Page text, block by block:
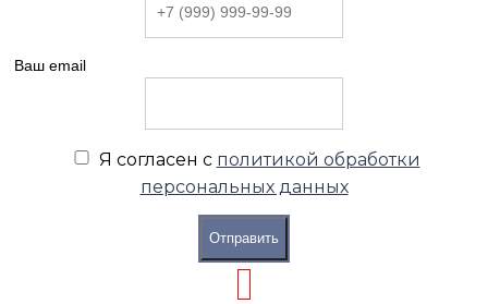
Ваш email
Я согласен с политикой обработки
персональных данных
Отправить